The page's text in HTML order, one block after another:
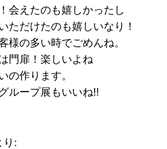
会えたのも嬉しかったし
ただけたのも嬉しいなり！
様の多い時でごめんね。
門扉！楽しいよね
の作ります。
ループ展もいいね!!
り: